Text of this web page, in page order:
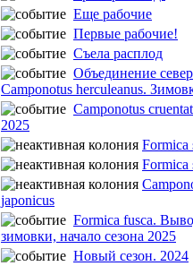
Еще рабочие
Первые рабочие!
Съела расплод
Объединение
Camponotus herculeanus.
Camponotus
2025
Formica
Formica
japonicus
Formica fusca.
зимовки, начало сезона 2025
Новый сезон. 2024